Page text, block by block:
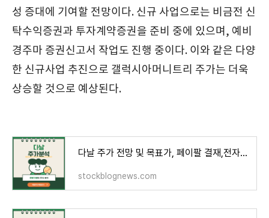
성 증대에 기여할 전망이다. 신규 사업으로는 비금전 신
탁수익증권과 투자계약증권을 준비 중에 있으며, 예비
경주마 증권신고서 작업도 진행 중이다. 이와 같은 다양
한 신규사업 추진으로 갤럭시아머니트리 주가는 더욱
상승할 것으로 예상된다.
다날 주가 전망 및 목표가, 페이팔 결재,전자결재 관련주
stockblognews.com